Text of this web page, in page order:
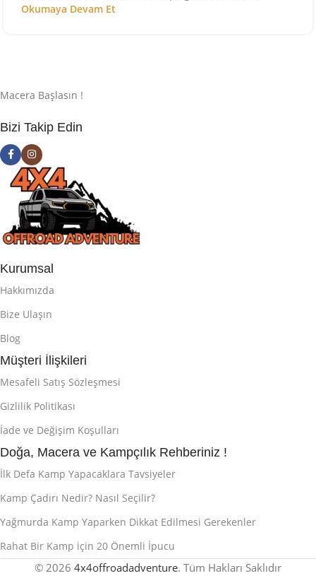
Okumaya Devam Et
Macera Başlasın !
Bizi Takip Edin
Kurumsal
Hakkımızda
Bize Ulaşın
Blog
Müşteri İlişkileri
Mesafeli Satış Sözleşmesi
Gizlilik Politikası
İade ve Değişim Koşulları
Doğa, Macera ve Kampçılık Rehberiniz !
İlk Defa Kamp Yapacaklara Tavsiyeler
Kamp Çadırı Nedir? Nasıl Seçilir?
Yağmurda Kamp Yaparken Dikkat Edilmesi Gerekenler
Rahat Bir Kamp için 20 Önemli İpucu
© 2026 4x4offroadadventure. Tüm Hakları Saklıdır